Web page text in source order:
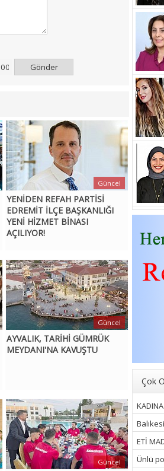
Çok
ETİ
Ünlü
Gönder
YENİDEN REFAH PARTİSİ
EDREMİT İLÇE BAŞKANLIĞI
YENİ HİZMET BİNASI
AÇILIYOR!
Güncel
AYVALIK, TARİHİ GÜMRÜK
MEYDANI'NA KAVUŞTU
Güncel
Güncel